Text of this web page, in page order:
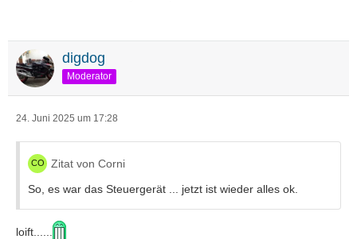
digdog
Moderator
24. Juni 2025 um 17:28
Zitat von Corni
So, es war das Steuergerät ... jetzt ist wieder alles ok.
loift......